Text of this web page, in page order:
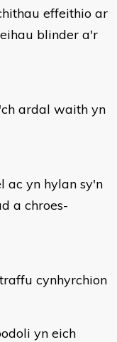
effeithio ar
blinder a'r
ardal waith yn
ac yn hylan sy'n
a chroes-
cynhyrchion
yn eich